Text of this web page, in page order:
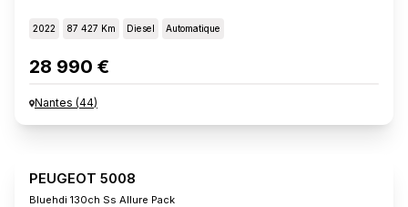
2022 87 427 Km Diesel Automatique
28 990 €
Nantes (44)
PEUGEOT 5008
Bluehdi 130ch Ss Allure Pack